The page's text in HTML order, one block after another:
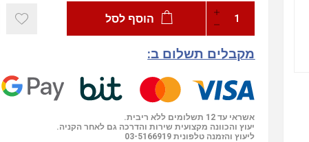
הוסף לסל
מקבלים תשלום ב:
אשראי עד 12 תשלומים ללא ריבית.
יעוץ והכוונה מקצועית שירות והדרכה גם לאחר הקניה.
ליעוץ והזמנה טלפונית 03-5166919